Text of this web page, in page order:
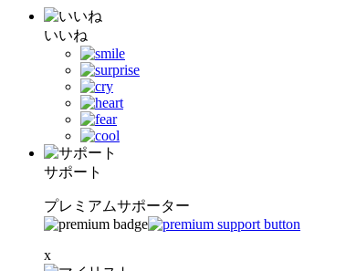
いいね
サポート
プレミアムサポーター
x